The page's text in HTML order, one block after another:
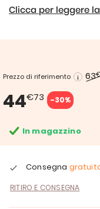
Clicca per leggere
Prezzo di riferimento 63
44€73 -30%
In magazzino
Consegna
RITIRO E CONSEGNA